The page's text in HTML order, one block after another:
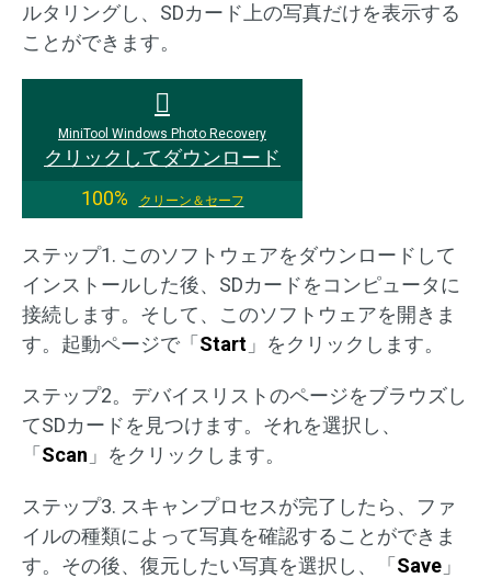
ルタリングし、SDカード上の写真だけを表示する
ことができます。
MiniTool Windows Photo Recovery
クリックしてダウンロード
100%
クリーン＆セーフ
ステップ1. このソフトウェアをダウンロードして
インストールした後、SDカードをコンピュータに
接続します。そして、このソフトウェアを開きま
す。起動ページで「 Start 」をクリックします。
ステップ2。デバイスリストのページをブラウズし
てSDカードを見つけます。それを選択し、
「 Scan 」をクリックします。
ステップ3. スキャンプロセスが完了したら、ファ
イルの種類によって写真を確認することができま
す。その後、復元したい写真を選択し、「 Save 」